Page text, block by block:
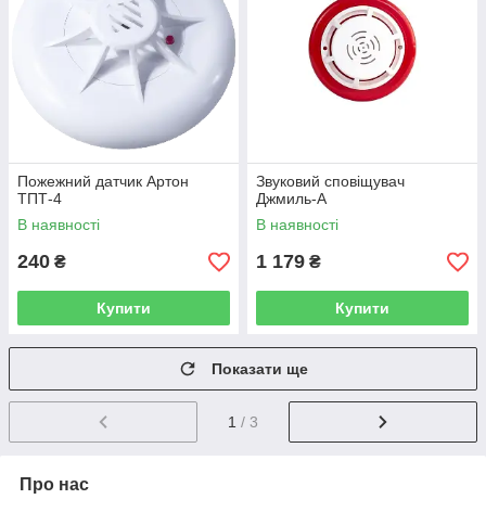
Пожежний датчик Артон
ТПТ-4
В наявності
240 ₴
Купити
Звуковий сповіщувач
Джмиль-А
В наявності
1 179 ₴
Купити
Показати ще
1 / 3
Про нас